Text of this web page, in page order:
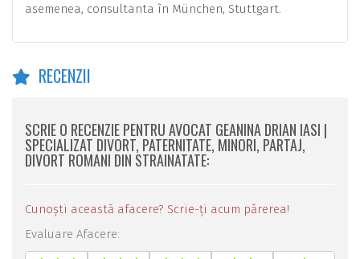
asemenea, consultanta în München, Stuttgart.
RECENZII
SCRIE O RECENZIE PENTRU AVOCAT GEANINA DRIAN IASI |
SPECIALIZAT DIVORT, PATERNITATE, MINORI, PARTAJ,
DIVORT ROMANI DIN STRAINATATE:
Cunoști această afacere? Scrie-ți acum părerea!
Evaluare Afacere: